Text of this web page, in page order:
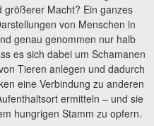
größerer Macht? Ein ganzes
von Menschen in
genau genommen nur halb
es sich dabei um Schamanen
Tieren anlegen und dadurch
eine Verbindung zu anderen
ermitteln – und sie
hungrigen Stamm zu opfern.